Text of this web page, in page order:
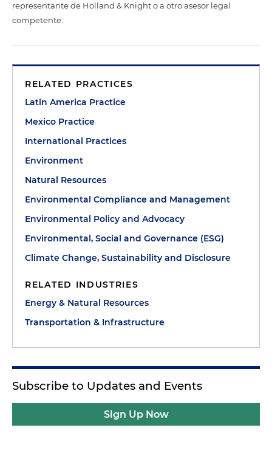
representante de Holland & Knight o a otro asesor legal
competente.
RELATED PRACTICES
Latin America Practice
Mexico Practice
International Practices
Environment
Natural Resources
Environmental Compliance and Management
Environmental Policy and Advocacy
Environmental, Social and Governance (ESG)
Climate Change, Sustainability and Disclosure
RELATED INDUSTRIES
Energy & Natural Resources
Transportation & Infrastructure
Subscribe to Updates and Events
Sign Up Now